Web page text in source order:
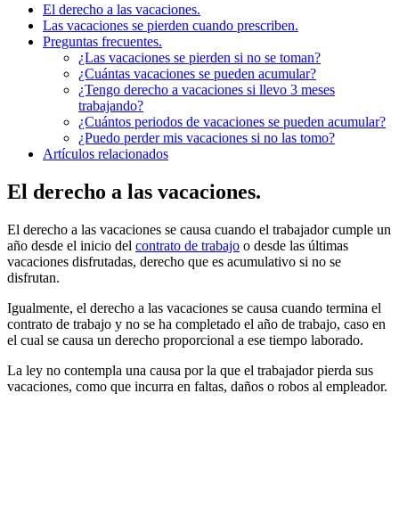
El derecho a las vacaciones.
Las vacaciones se pierden cuando prescriben.
Preguntas frecuentes.
¿Las vacaciones se pierden si no se toman?
¿Cuántas vacaciones se pueden acumular?
¿Tengo derecho a vacaciones si llevo 3 meses
trabajando?
¿Cuántos periodos de vacaciones se pueden acumular?
¿Puedo perder mis vacaciones si no las tomo?
Artículos relacionados
El derecho a las vacaciones.
El derecho a las vacaciones se causa cuando el trabajador cumple un
año desde el inicio del contrato de trabajo o desde las últimas
vacaciones disfrutadas, derecho que es acumulativo si no se
disfrutan.
Igualmente, el derecho a las vacaciones se causa cuando termina el
contrato de trabajo y no se ha completado el año de trabajo, caso en
el cual se causa un derecho proporcional a ese tiempo laborado.
La ley no contempla una causa por la que el trabajador pierda sus
vacaciones, como que incurra en faltas, daños o robos al empleador.